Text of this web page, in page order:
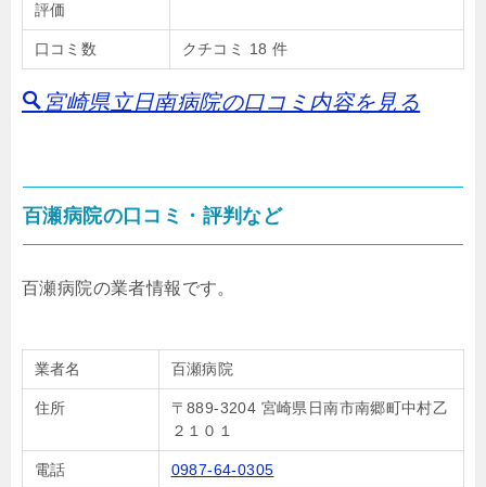
評価
口コミ数 クチコミ 18 件
宮崎県立日南病院の口コミ内容を見る
百瀬病院の口コミ・評判など
百瀬病院の業者情報です。
業者名 百瀬病院
住所
〒889-3204 宮崎県日南市南郷町中村乙
２１０１
電話 0987-64-0305